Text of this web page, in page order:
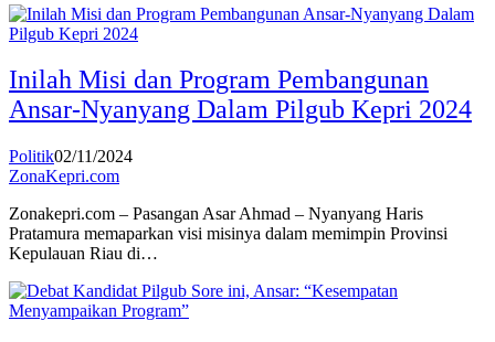
Inilah Misi dan Program Pembangunan
Ansar-Nyanyang Dalam Pilgub Kepri 2024
Politik02/11/2024
ZonaKepri.com
Zonakepri.com – Pasangan Asar Ahmad – Nyanyang Haris
Pratamura memaparkan visi misinya dalam memimpin Provinsi
Kepulauan Riau di…